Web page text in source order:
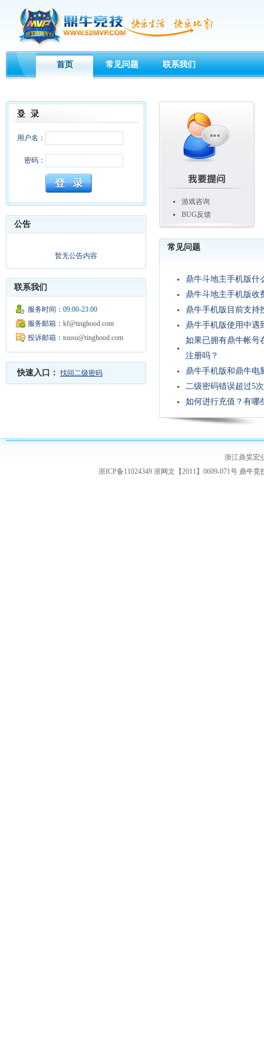
首页 常见问题 联系我们
用户名：
密码：
公告
暂无公告内容
联系我们
服务时间： 09:00-23:00
服务邮箱： kf@tinghood.com
投诉邮箱： tousu@tinghood.com
快速入口： 找回二级密码
游戏咨询
BUG反馈
常见问题
鼎牛斗地主手机版什
鼎牛斗地主手机版收
鼎牛手机版目前支持
鼎牛手机版使用中遇
如果已拥有鼎牛帐号
注册吗？
鼎牛手机版和鼎牛电
二级密码错误超过5
如何进行充值？有哪
浙江鼎昊宏
浙ICP备11024349 浙网文【2011】0609-071号 鼎牛竞